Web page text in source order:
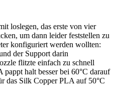
loslegen, das erste von vier
um dann leider feststellen zu
konfiguriert werden wollten:
der Support darin
flitzte einfach zu schnell
halt besser bei 60°C darauf
das Silk Copper PLA auf 50°C